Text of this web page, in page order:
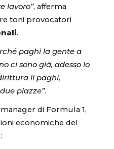
lavoro”, afferma
toni provocatori
.
paghi la gente a
ci sono già, adesso lo
li paghi,
piazze”.
di Formula 1,
economiche del